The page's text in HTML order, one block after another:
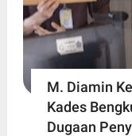
M. Diamin
Kades
Dugaan